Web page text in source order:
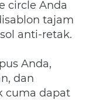
circle Anda
tajam
anti-retak.
Anda,
dan
cuma dapat